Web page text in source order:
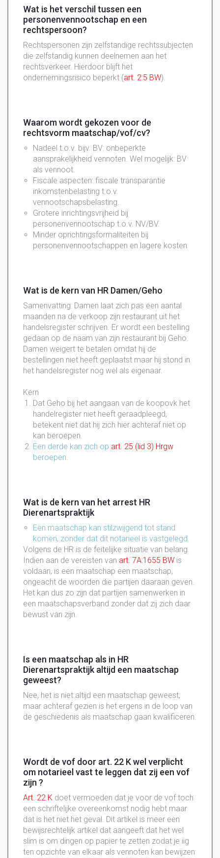
Wat is het verschil tussen een
personenvennootschap en een
rechtspersoon?
Rechtspersonen zijn zelfstandige rechtssubjecten
die zelfstandig kunnen deelnemen aan het
rechtsverkeer. Hierdoor blijft het
ondernemingsrisico beperkt (art. 2:5 BW).
Waarom wordt gekozen voor de
rechtsvorm maatschap/vof/cv?
Nadeel t.o.v. bijv. BV: onbeperkte
aansprakelijkheid vennoten. Wel mogelijk: BV
als vennoot.
Fiscale aspecten: fiscale transparantie
inkomstenbelasting t.o.v.
vennootschapsbelasting.
Grotere inrichtingsvrijheid bij
personenvennootschap t.o.v. NV/BV.
Minder oprichtingsformaliteiten bij
personenvennootschappen en lagere kosten
Wat is de kern van HR Damen/Geho
Samenvatting: Damen laat zich pas een aantal
maanden na de verkoop zijn restaurant uit het
handelsregister schrijven. Er wordt een bestelling
gedaan op de naam van zijn restaurant bij Geho.
Damen weigert te betalen omdat hij de
bestellingen niet heeft geplaatst maar hij stond in
het handelsregister nog wel als eigenaar.
Kern
Dat Geho bij het aangaan van de koopovk het
handelregister niet heeft geraadpleegd,
betekent niet dat hij zich hier achteraf niet op
kan beroepen.
Een derde kan zich op art. 25 (lid 3) Hrgw
beroepen.
Wat is de kern van het arrest HR
Dierenartspraktijk
Een maatschap kan stilzwijgend tot stand
komen, zonder dat dit notarieel is vastgelegd.
Volgens de HR is de feitelijke situatie van belang.
Indien aan de vereisten van art. 7A:1655 BW is
voldaan, is een maatschap een maatschap,
ongeacht de woorden die partijen daaraan geven.
Het kan dus zo zijn dat partijen samenwerken in
een maatschapsverband zonder dat zij zich daar
bewust van zijn.
Is een maatschap als in HR
Dierenartspraktijk altijd een maatschap
geweest?
Nee, het is niet altijd een maatschap geweest,
maar achteraf gezien is het ergens in de loop van
de geschiedenis als maatschap gaan kwalificeren.
Wordt de vof door art. 22 K wel verplicht
om notarieel vast te leggen dat zij een vof
zijn ?
Art. 22 K doet vermoeden dat je voor de vof toch
een schriftelijke overeenkomst nodig hebt maar
dat is het niet het geval. Dit artikel is meer een
bewijsrechtelijk artikel dat aangeeft dat het wel
slim is om dingen op papier te zetten zodat je iig
ten opzichte van elkaar als vennoten kan bewijzen